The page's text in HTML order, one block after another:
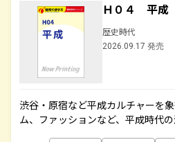
Ｈ０４ 平成
歴史時代
2026.09.17 発売
渋谷・原宿など平成カルチャーを
ム、ファッションなど、平成時代